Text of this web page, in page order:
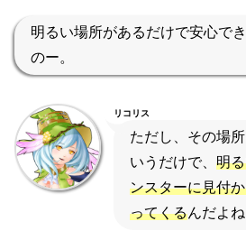
明るい場所があるだけで安心で
のー。
リコリス
ただし、その場
いうだけで、 明
ンスターに見付
ってくるんだよね